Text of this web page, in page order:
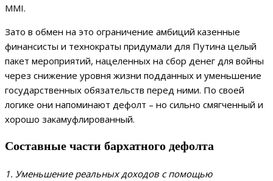
MMI.
Зато в обмен на это ограничение амбиций казенные
финансисты и технократы придумали для Путина целый
пакет мероприятий, нацеленных на сбор денег для войны
через снижение уровня жизни подданных и уменьшение
государственных обязательств перед ними. По своей
логике они напоминают дефолт – но сильно смягченный и
хорошо закамуфлированный.
Составные части бархатного дефолта
1. Уменьшение реальных доходов с помощью